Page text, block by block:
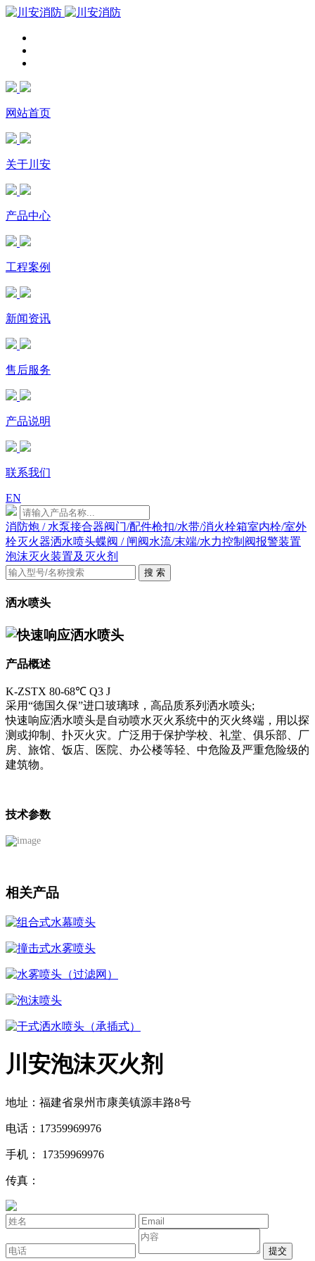
网站首页
关于川安
产品中心
工程案例
新闻资讯
售后服务
产品说明
联系我们
EN
消防炮 / 水泵接合器阀门/配件枪扣/水带/消火栓箱室内栓/室外
栓灭火器洒水喷头蝶阀 / 闸阀水流/末端/水力控制阀报警装置
泡沫灭火装置及灭火剂
搜 索
洒水喷头
快速响应洒水喷头
产品概述
K-ZSTX 80-68℃ Q3 J
采用“德国久保”进口玻璃球，高品质系列洒水喷头;
快速响应洒水喷头是自动喷水灭火系统中的灭火终端，用以探
测或抑制、扑灭火灾。广泛用于保护学校、礼堂、俱乐部、厂
房、旅馆、饭店、医院、办公楼等轻、中危险及严重危险级的
建筑物。
技术参数
相关产品
组合式水幕喷头
撞击式水雾喷头
水雾喷头（过滤网）
泡沫喷头
干式洒水喷头（承插式）
川安泡沫灭火剂
地址：福建省泉州市康美镇源丰路8号
电话：17359969976
手机： 17359969976
传真：
提交